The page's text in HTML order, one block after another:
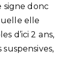
signe donc
elle
d’ici 2 ans,